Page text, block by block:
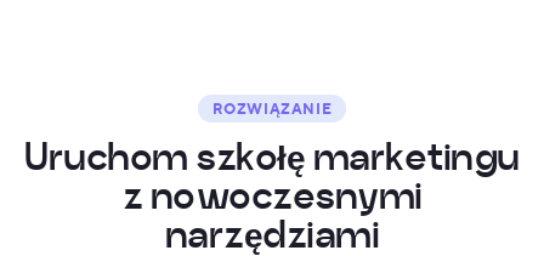
ROZWIĄZANIE
Uruchom szkołę marketingu
z nowoczesnymi
narzęd ziami